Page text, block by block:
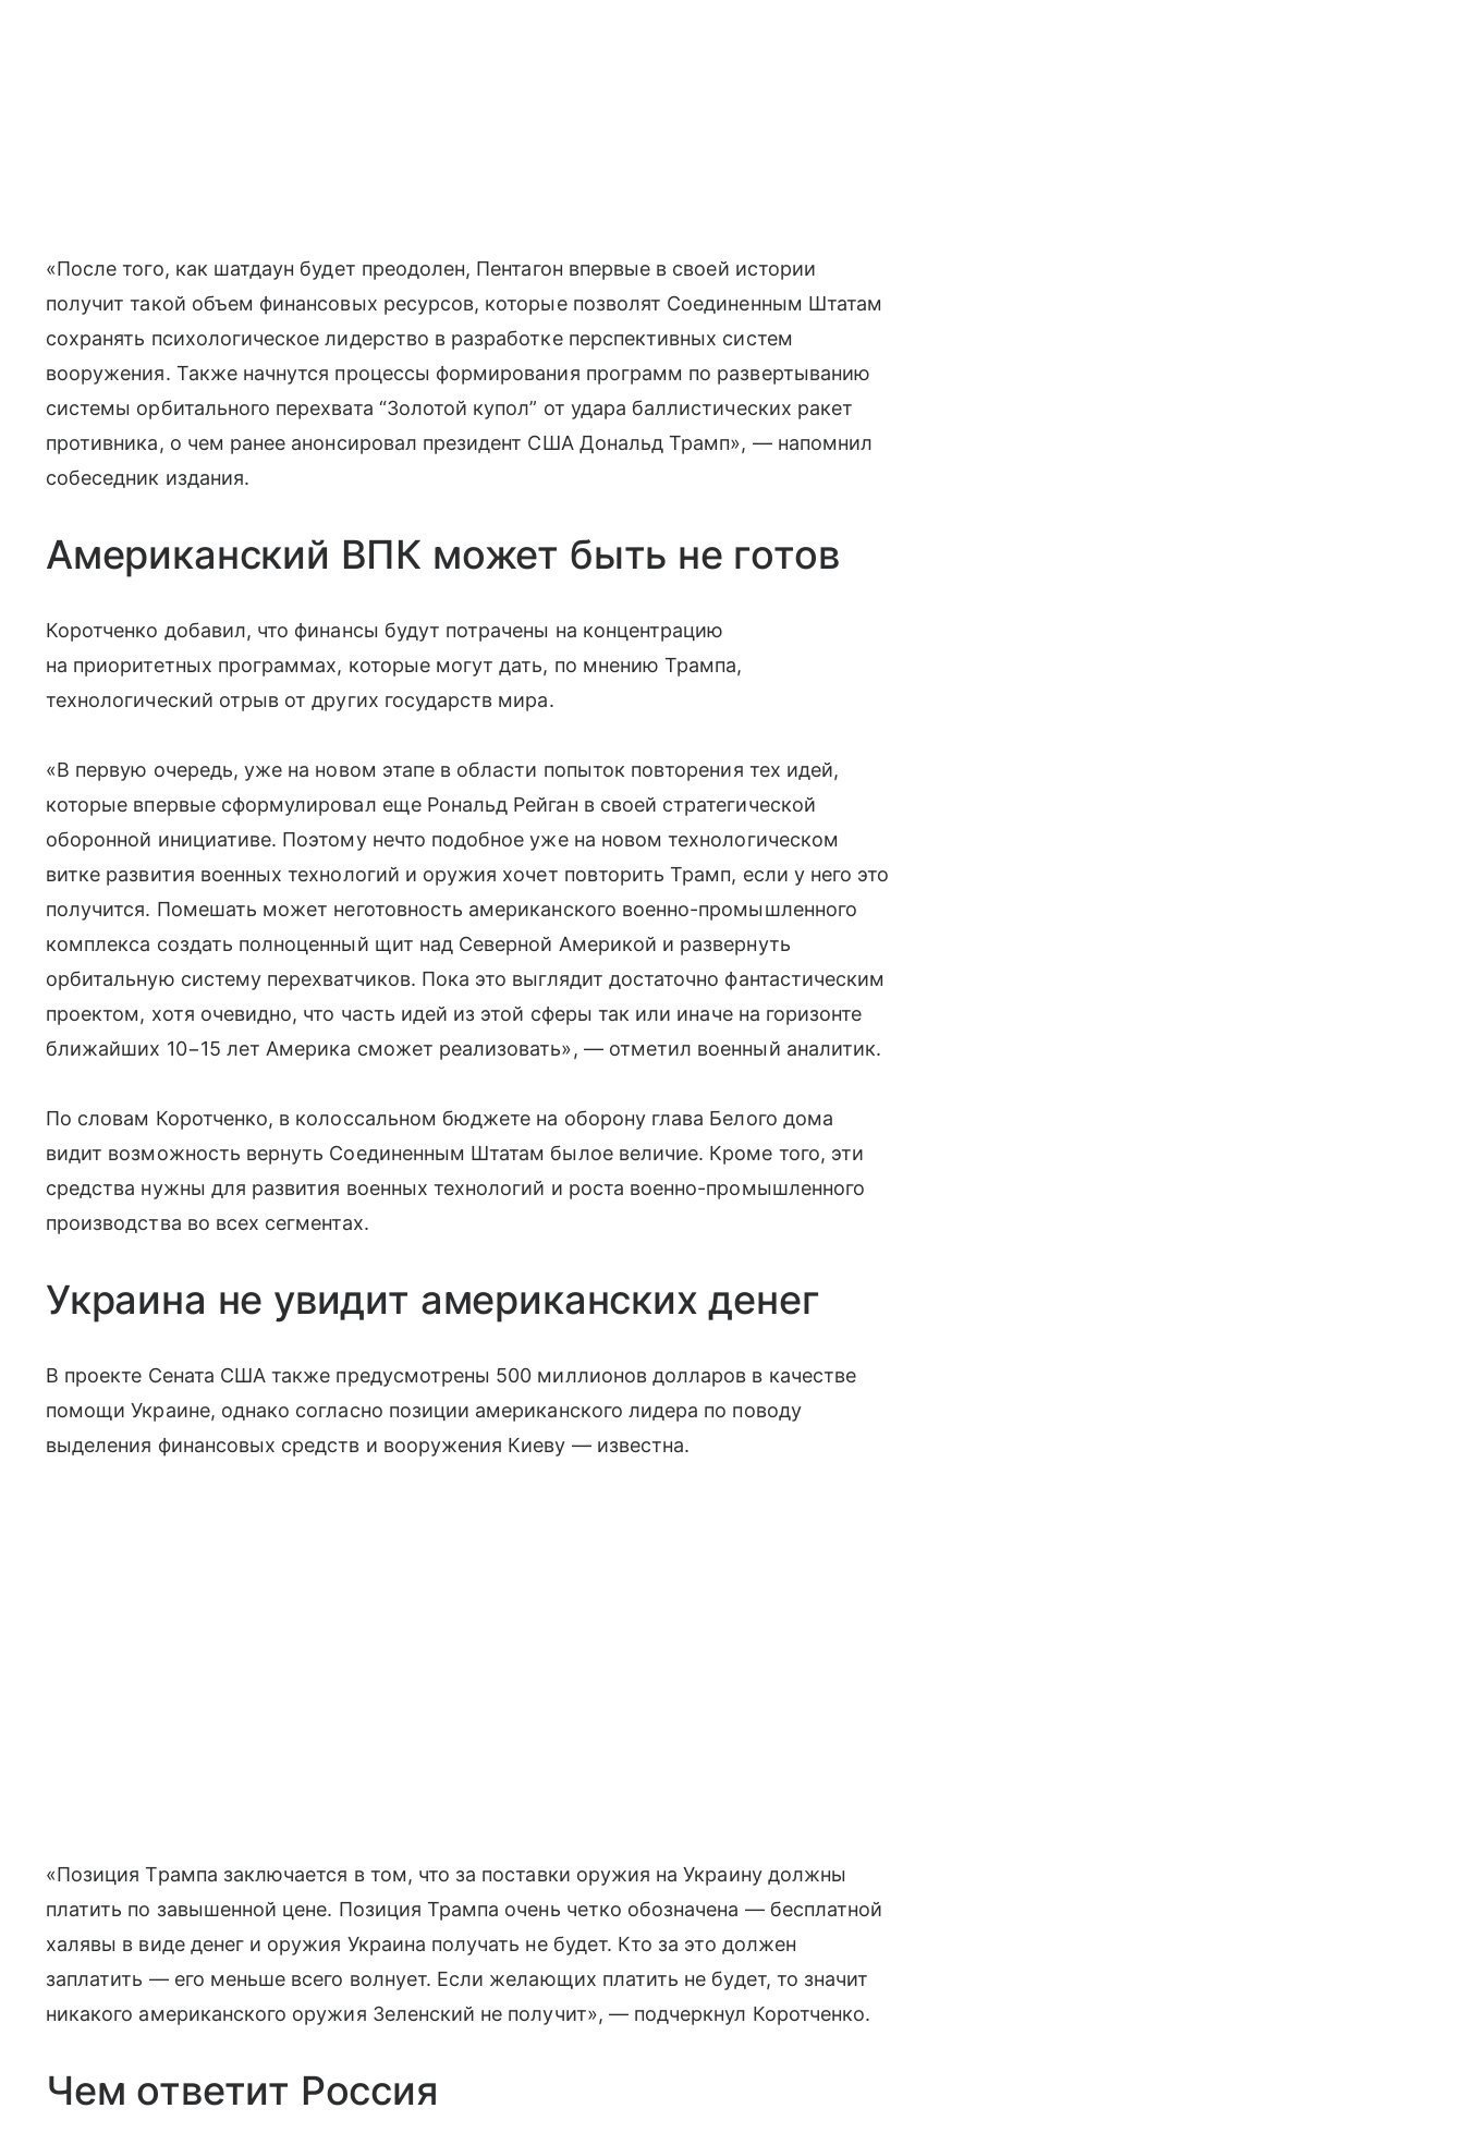
«После того, как шатдаун будет преодолен, Пентагон впервые в своей истории
получит такой объем финансовых ресурсов, которые позволят Соединенным Штатам
сохранять психологическое лидерство в разработке перспективных систем
вооружения. Также начнутся процессы формирования программ по развертыванию
системы орбитального перехвата “Золотой купол” от удара баллистических ракет
противника, о чем ранее анонсировал президент США Дональд Трамп», — напомнил
собеседник издания.
Американский ВПК может быть не готов
Коротченко добавил, что финансы будут потрачены на концентрацию
на приоритетных программах, которые могут дать, по мнению Трампа,
технологический отрыв от других государств мира.
«В первую очередь, уже на новом этапе в области попыток повторения тех идей,
которые впервые сформулировал еще Рональд Рейган в своей стратегической
оборонной инициативе. Поэтому нечто подобное уже на новом технологическом
витке развития военных технологий и оружия хочет повторить Трамп, если у него это
получится. Помешать может неготовность американского военно-промышленного
комплекса создать полноценный щит над Северной Америкой и развернуть
орбитальную систему перехватчиков. Пока это выглядит достаточно фантастическим
проектом, хотя очевидно, что часть идей из этой сферы так или иначе на горизонте
ближайших 10−15 лет Америка сможет реализовать», — отметил военный аналитик.
По словам Коротченко, в колоссальном бюджете на оборону глава Белого дома
видит возможность вернуть Соединенным Штатам былое величие. Кроме того, эти
средства нужны для развития военных технологий и роста военно-промышленного
производства во всех сегментах.
Украина не увидит американских денег
В проекте Сената США также предусмотрены 500 миллионов долларов в качестве
помощи Украине, однако согласно позиции американского лидера по поводу
выделения финансовых средств и вооружения Киеву — известна.
«Позиция Трампа заключается в том, что за поставки оружия на Украину должны
платить по завышенной цене. Позиция Трампа очень четко обозначена — бесплатной
халявы в виде денег и оружия Украина получать не будет. Кто за это должен
заплатить — его меньше всего волнует. Если желающих платить не будет, то значит
никакого американского оружия Зеленский не получит», — подчеркнул Коротченко.
Чем ответит Россия